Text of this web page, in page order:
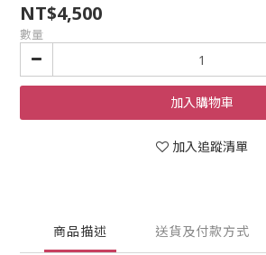
NT$4,500
數量
加入購物車
加入追蹤清單
商品描述 送貨及付款方式